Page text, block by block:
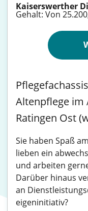
Kaiserswerther
Gehalt: Von
Altenpflege im
Ratingen Ost
Sie haben Spaß
lieben ein
und arbeiten
Darüber hinaus
an
eigeninitiativ?